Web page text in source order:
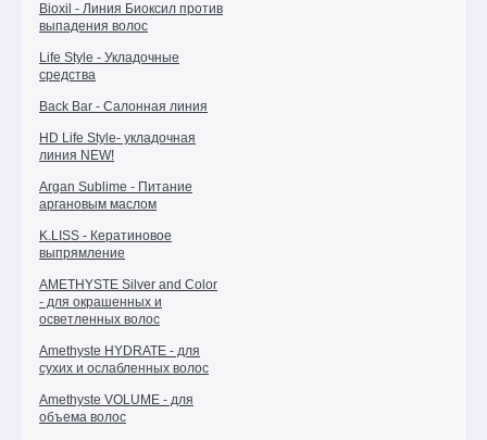
ногами
Средства
волос
косметика
Уход
мужчин
Эпиляция
парафинотерапия
Ароматерапия
Косметика
соляриев
Bioxil - Линия Биоксил против
выпадения волос
Life Style - Укладочные
средства
Back Bar - Салонная линия
HD Life Style- укладочная
линия NEW!
Argan Sublime - Питание
аргановым маслом
K.LISS - Кератиновое
выпрямление
AMETHYSTE Silver and Color
- для окрашенных и
осветленных волос
Amethyste HYDRATE - для
сухих и ослабленных волос
Amethyste VOLUME - для
объема волос